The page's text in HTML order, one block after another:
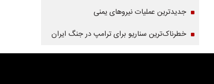
جدیدترین عملیات نیروهای یمنی
خطرناک‌ترین سناریو برای ترامپ در جنگ ایران